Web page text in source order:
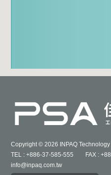
Copyright © 2026 INPAQ
TEL : +886-37-585-555 FAX :
info@inpaq.com.tw